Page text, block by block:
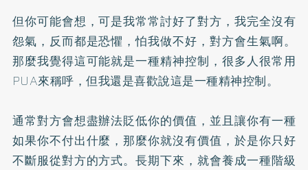
但你可能會想，可是我常常討好了對方，我完全沒有
怨氣，反而都是恐懼，怕我做不好，對方會生氣啊。
那麼我覺得這可能就是一種精神控制，很多人很常用
PUA來稱呼，但我還是喜歡說這是一種精神控制。
通常對方會想盡辦法貶低你的價值，並且讓你有一種
如果你不付出什麼，那麼你就沒有價值，於是你只好
不斷服從對方的方式。長期下來，就會養成一種階級